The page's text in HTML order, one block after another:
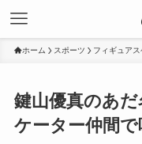
ホーム スポーツ フィギュアス
鍵山優真のあ
ケーター仲間